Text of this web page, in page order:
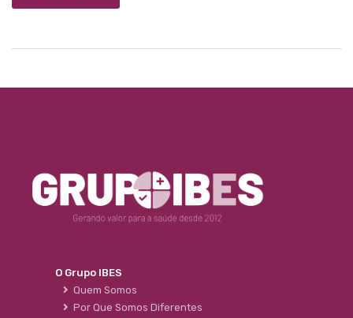
O Grupo IBES
Quem Somos
Por Que Somos Diferentes